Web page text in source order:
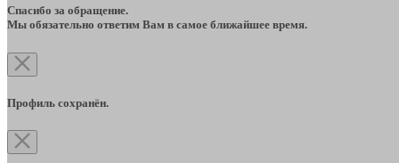
Спасибо за обращение.
Мы обязательно ответим Вам в самое ближайшее время.
Профиль сохранён.